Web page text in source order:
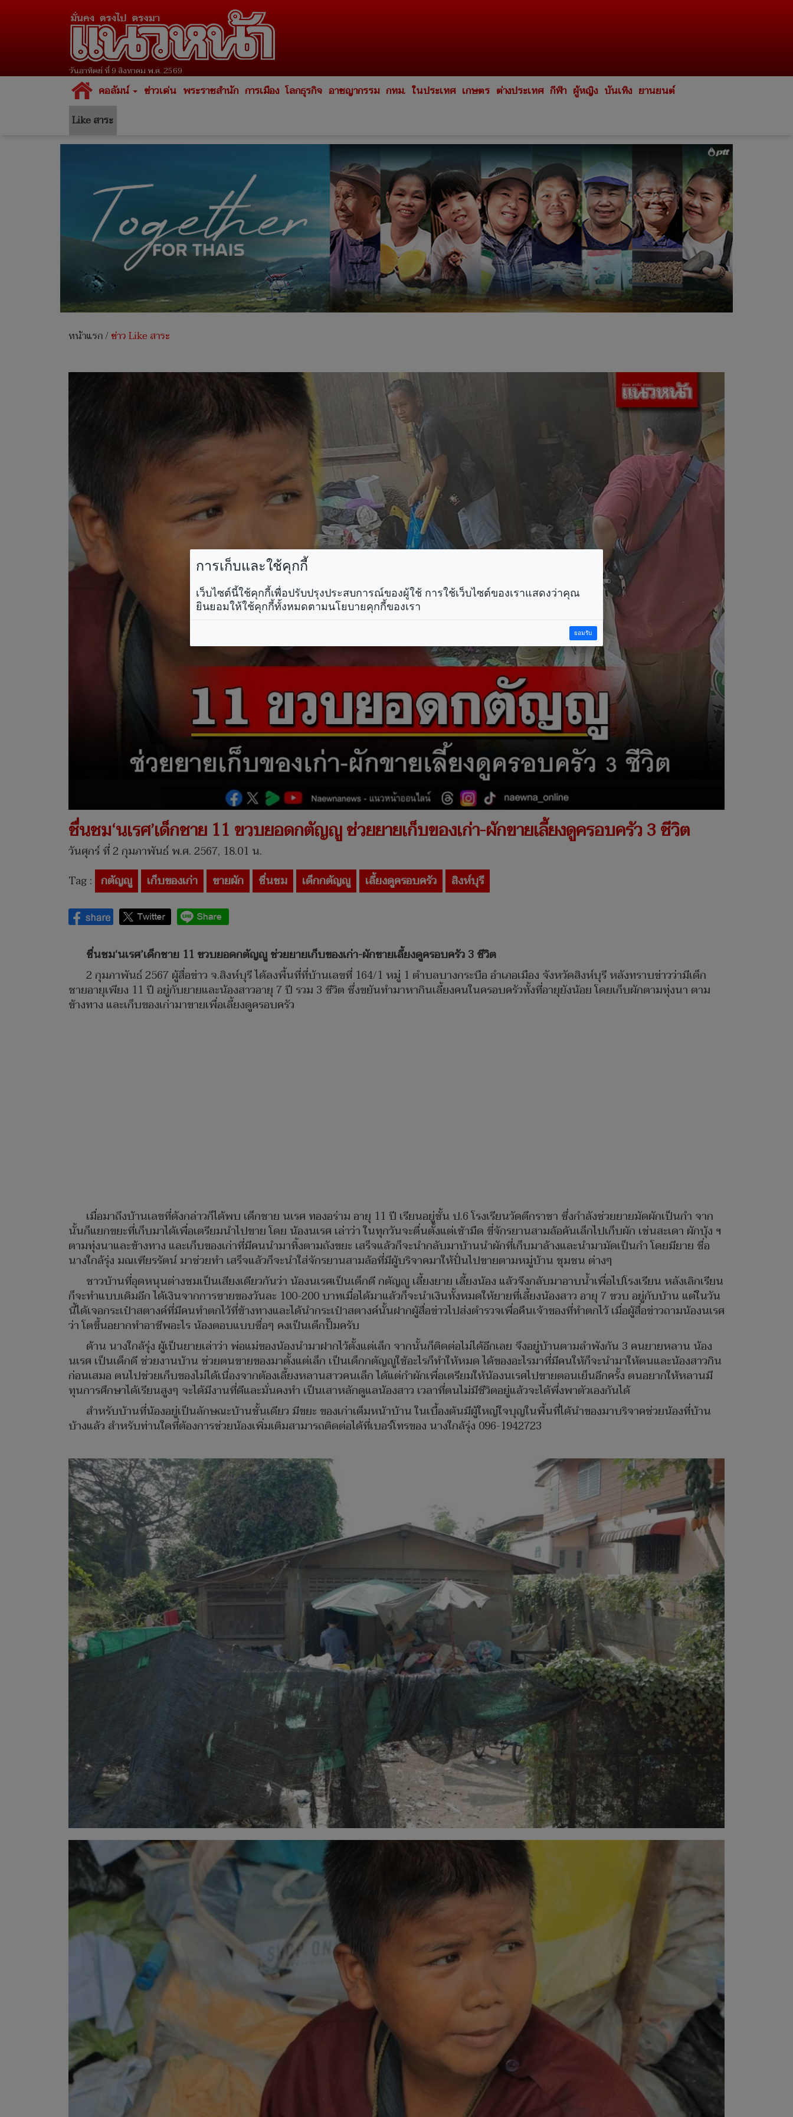
วันอาทิตย์ ที่ 9 สิงหาคม พ.ศ. 2569
คอลัมน์ ข่าวเด่น พระราชสำนัก การเมือง โลกธุรกิจ อาชญากรรม กทม. ในประเทศ เกษตร ต่างประเทศ กีฬา ผู้หญิง บันเทิง ยานยนต์
Like สาระ
หน้าแรก/ข่าว Like สาระ
ชื่นชม‘นเรศ’เด็กชาย 11 ขวบยอดกตัญญู ช่วยยายเก็บของเก่า-ผักขายเลี้ยงดูครอบครัว 3 ชีวิต
วันศุกร์ ที่ 2 กุมภาพันธ์ พ.ศ. 2567, 18.01 น.
Tag : กตัญญู เก็บของเก่า ขายผัก ชื่นชม เด็กกตัญญู เลี้ยงดูครอบครัว สิงห์บุรี
ชื่นชม‘นเรศ’เด็กชาย 11 ขวบยอดกตัญญู ช่วยยายเก็บของเก่า-ผักขายเลี้ยงดูครอบครัว 3 ชีวิต
2 กุมภาพันธ์ 2567 ผู้สื่อข่าว จ.สิงห์บุรี ได้ลงพื้นที่ที่บ้านเลขที่ 164/1 หมู่ 1 ตำบลบางกระบือ อำเภอเมือง จังหวัดสิงห์บุรี หลังทราบข่าวว่ามีเด็ก
ชายอายุเพียง 11 ปี อยู่กับยายและน้องสาวอายุ 7 ปี รวม 3 ชีวิต ซึ่งขยันทำมาหากินเลี้ยงคนในครอบครัวทั้งที่อายุยังน้อย โดยเก็บผักตามทุ่งนา ตาม
ข้างทาง และเก็บของเก่ามาขายเพื่อเลี้ยงดูครอบครัว
เมื่อมาถึงบ้านเลขที่ดังกล่าวก็ได้พบ เด็กชาย นเรศ ทองอร่าม อายุ 11 ปี เรียนอยู่ชั้น ป.6 โรงเรียนวัดตึกราชา ซึ่งกำลังช่วยยายมัดผักเป็นกำ จาก
นั้นก็แยกขยะที่เก็บมาได้เพื่อเตรียมนำไปขาย โดย น้องนเรศ เล่าว่า ในทุกวันจะตื่นตั้งแต่เช้ามืด ขี่จักรยานสามล้อคันเล็กไปเก็บผัก เช่นสะเดา ผักบุ้ง ฯ
ตามทุ่งนาและข้างทาง และเก็บของเก่าที่มีคนนำมาทิ้งตามถังขยะ เสร็จแล้วก็จะนำกลับมาบ้านนำผักที่เก็บมาล้างและนำมามัดเป็นกำ โดยมียาย ชื่อ
นางใกล้รุ่ง มณเฑียรรัตน์ มาช่วยทำ เสร็จแล้วก็จะนำใส่จักรยานสามล้อที่มีผู้บริจาคมาให้ปั่นไปขายตามหมู่บ้าน ชุมชน ต่างๆ
ชาวบ้านที่อุดหนุนต่างชมเป็นเสียงเดียวกันว่า น้องนเรศเป็นเด็กดี กตัญญู เลี้ยงยาย เลี้ยงน้อง แล้วจึงกลับมาอาบน้ำเพื่อไปโรงเรียน หลังเลิกเรียน
ก็จะทำแบบเดิมอีก ได้เงินจากการขายของวันละ 100-200 บาทเมื่อได้มาแล้วก็จะนำเงินทั้งหมดให้ยายที่เลี้ยงน้องสาว อายุ 7 ขวบ อยู่กับบ้าน แต่ในวัน
นี้ได้เจอกระเป๋าสตางค์ที่มีคนทำตกไว้ที่ข้างทางและได้นำกระเป๋าสตางค์นั้นฝากผู้สื่อข่าวไปส่งตำรวจเพื่อคืนเจ้าของที่ทำตกไว้ เมื่อผู้สื่อข่าวถามน้องนเรศ
ว่า โตขึ้นอยากทำอาชีพอะไร น้องตอบแบบซื่อๆ คงเป็นเด็กปั๊มครับ
ด้าน นางใกล้รุ่ง ผู้เป็นยายเล่าว่า พ่อแม่ของน้องนำมาฝากไว้ตั้งแต่เล็ก จากนั้นก็ติดต่อไม่ได้อีกเลย จึงอยู่บ้านตามลำพังกัน 3 คนยายหลาน น้อง
นเรศ เป็นเด็กดี ช่วยงานบ้าน ช่วยตนขายของมาตั้งแต่เล็ก เป็นเด็กกตัญญูใช้อะไรก็ทำให้หมด ได้ของอะไรมาที่มีคนให้ก็จะนำมาให้ตนและน้องสาวกิน
ก่อนเสมอ ตนไปช่วยเก็บของไม่ได้เนื่องจากต้องเลี้ยงหลานสาวคนเล็ก ได้แต่กำผักเพื่อเตรียมให้น้องนเรศไปขายตอนเย็นอีกครั้ง ตนอยากให้หลานมี
ทุนการศึกษาได้เรียนสูงๆ จะได้มีงานที่ดีและมั่นคงทำ เป็นเสาหลักดูแลน้องสาว เวลาที่ตนไม่มีชีวิตอยู่แล้วจะได้พึ่งพาตัวเองกันได้
สำหรับบ้านที่น้องอยู่เป็นลักษณะบ้านชั้นเดียว มีขยะ ของเก่าเต็มหน้าบ้าน ในเบื้องต้นมีผู้ใหญ่ใจบุญในพื้นที่ได้นำของมาบริจาคช่วยน้องที่บ้าน
บ้างแล้ว สำหรับท่านใดที่ต้องการช่วยน้องเพิ่มเติมสามารถติดต่อได้ที่เบอร์โทรของ นางใกล้รุ่ง 096-1942723
การเก็บและใช้คุกกี้
เว็บไซต์นี้ใช้คุกกี้เพื่อปรับปรุงประสบการณ์ของผู้ใช้ การใช้เว็บไซต์ของเราแสดงว่าคุณ
ยินยอมให้ใช้คุกกี้ทั้งหมดตามนโยบายคุกกี้ของเรา
ยอมรับ